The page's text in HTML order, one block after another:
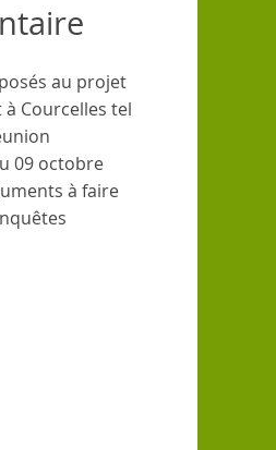
au projet
Courcelles tel
09 octobre
à faire